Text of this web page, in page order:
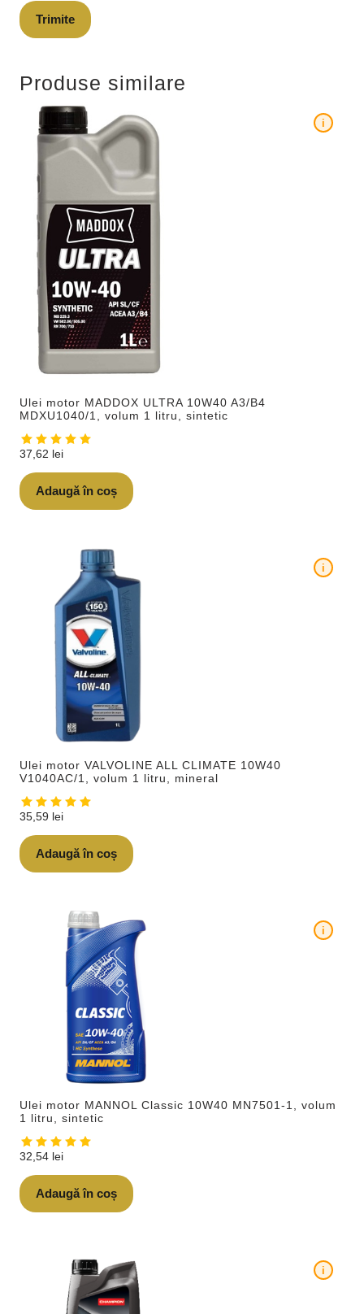
Produse similare
Ulei motor MADDOX ULTRA 10W40 A3/B4
MDXU1040/1, volum 1 litru, sintetic
i
37,62 lei
Adaugă în coș
Ulei motor VALVOLINE ALL CLIMATE 10W40
V1040AC/1, volum 1 litru, mineral
i
35,59 lei
Adaugă în coș
Ulei motor MANNOL Classic 10W40 MN7501-1, volum
1 litru, sintetic
i
32,54 lei
Adaugă în coș
i